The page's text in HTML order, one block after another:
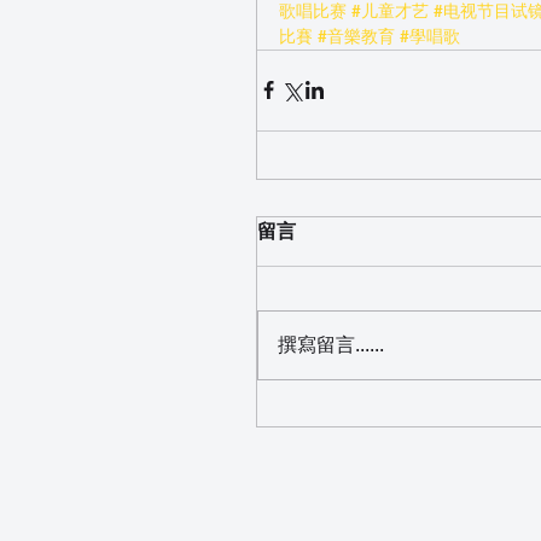
歌唱比赛 #儿童才艺 #电视节目试
比賽 #音樂教育 #學唱歌
留言
撰寫留言......